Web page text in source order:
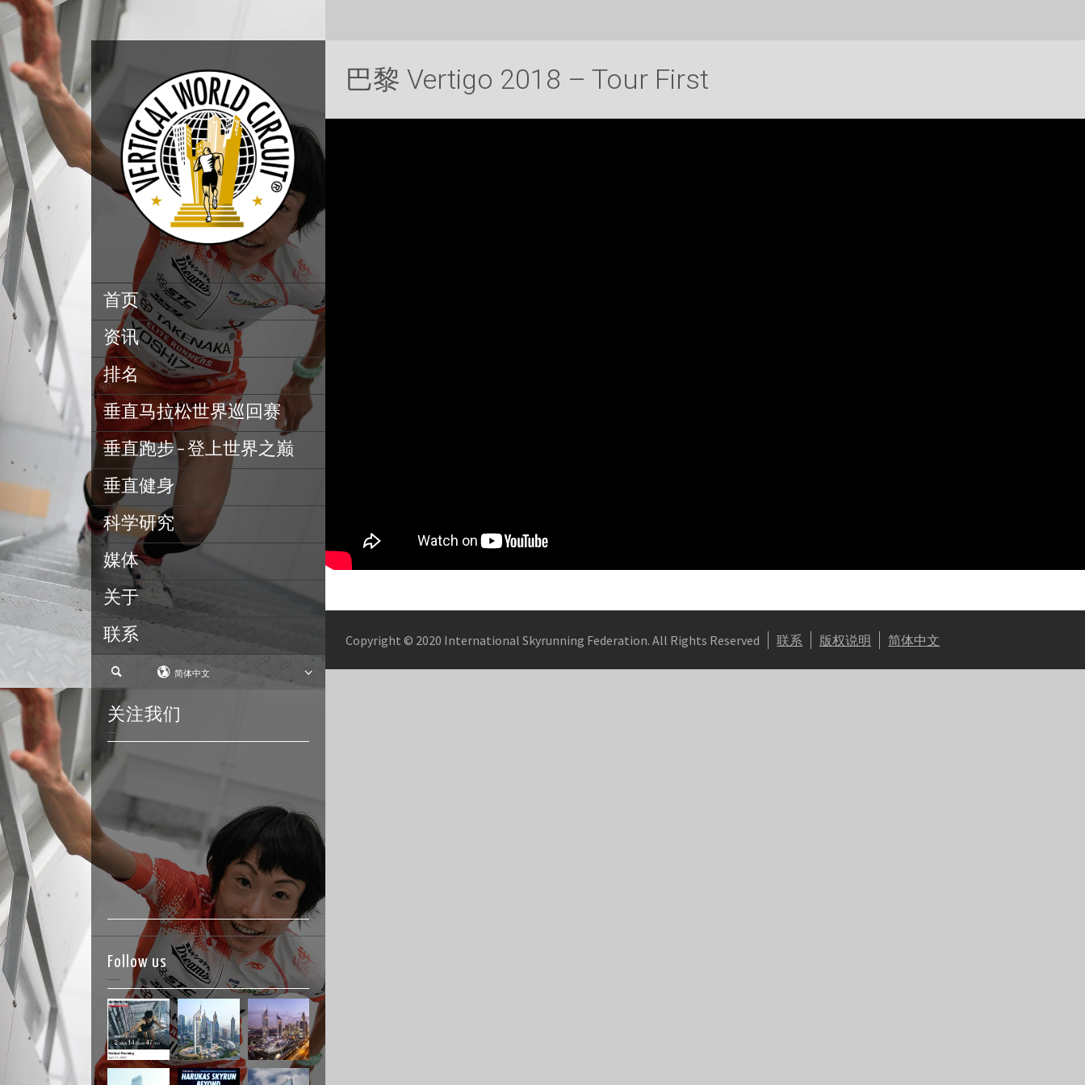
首页
资讯
排名
垂直马拉松世界巡回赛
垂直跑步 – 登上世界之巅
垂直健身
科学研究
媒体
关于
联系
简体中文
关注我们
Follow us
巴黎 Vertigo 2018 – Tour First
Copyright © 2020 International Skyrunning Federation. All Rights Reserved 联系 版权说明 简体中文